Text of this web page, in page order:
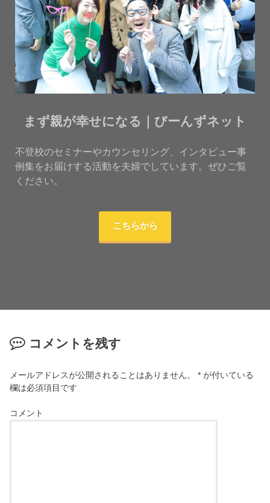
まず親が幸せになる｜びーんずネット
不登校のセミナーやカウンセリング、インタビュー事
例集をお届けする活動を夫婦でしています。ぜひご覧
ください。
こちらから
コメントを残す
メールアドレスが公開されることはありません。 * が付いている
欄は必須項目です
コメント